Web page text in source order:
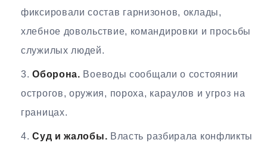
фиксировали состав гарнизонов, оклады,
хлебное довольствие, командировки и просьбы
служилых людей.
Оборона. Воеводы сообщали о состоянии
острогов, оружия, пороха, караулов и угроз на
границах.
Суд и жалобы. Власть разбирала конфликты